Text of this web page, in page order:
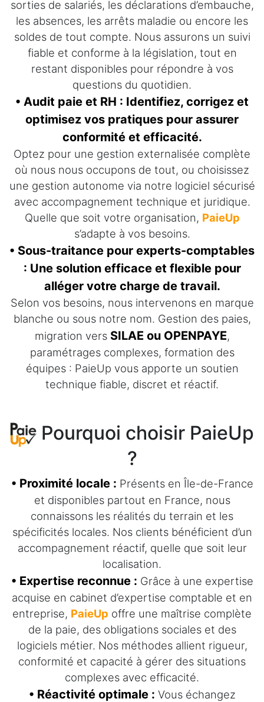
sorties de salariés, les déclarations d’embauche,
les absences, les arrêts maladie ou encore les
soldes de tout compte. Nous assurons un suivi
fiable et conforme à la législation, tout en
restant disponibles pour répondre à vos
questions du quotidien.
• Audit paie et RH : Identifiez, corrigez et
optimisez vos pratiques pour assurer
conformité et efficacité.
Optez pour une gestion externalisée complète
où nous nous occupons de tout, ou choisissez
une gestion autonome via notre logiciel sécurisé
avec accompagnement technique et juridique.
Quelle que soit votre organisation, PaieUp
s’adapte à vos besoins.
• Sous-traitance pour experts-comptables
: Une solution efficace et flexible pour
alléger votre charge de travail.
Selon vos besoins, nous intervenons en marque
blanche ou sous notre nom. Gestion des paies,
migration vers SILAE ou OPENPAYE,
paramétrages complexes, formation des
équipes : PaieUp vous apporte un soutien
technique fiable, discret et réactif.
Pourquoi choisir PaieUp
?
• Proximité locale : Présents en Île-de-France
et disponibles partout en France, nous
connaissons les réalités du terrain et les
spécificités locales. Nos clients bénéficient d’un
accompagnement réactif, quelle que soit leur
localisation.
• Expertise reconnue : Grâce à une expertise
acquise en cabinet d’expertise comptable et en
entreprise, PaieUp offre une maîtrise complète
de la paie, des obligations sociales et des
logiciels métier. Nos méthodes allient rigueur,
conformité et capacité à gérer des situations
complexes avec efficacité.
• Réactivité optimale : Vous échangez